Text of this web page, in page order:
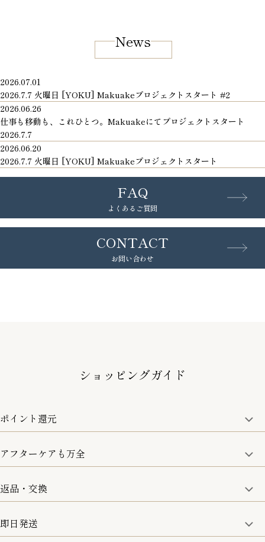
News
2026.07.01
2026.7.7 火曜日 [YOKU] Makuakeプロジェクトスタート #2
2026.06.26
仕事も移動も、これひとつ。Makuakeにてプロジェクトスタート
2026.7.7
2026.06.20
2026.7.7 火曜日 [YOKU] Makuakeプロジェクトスタート
FAQ
よくあるご質問
CONTACT
お問い合わせ
ショッピングガイド
ポイント還元
商品金額の10%をポイント還元いたします。
アフターケアも万全
取り扱い商品はすべて正規品となります。
修理などのご相談に関しましては、責任を持って対応させてい
ただきます。
返品・交換
8日以内なら、返品・交換も可能です。
即日発送